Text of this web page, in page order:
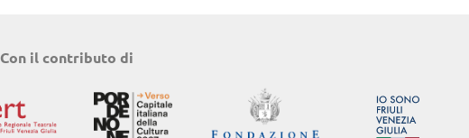
Con il contributo di